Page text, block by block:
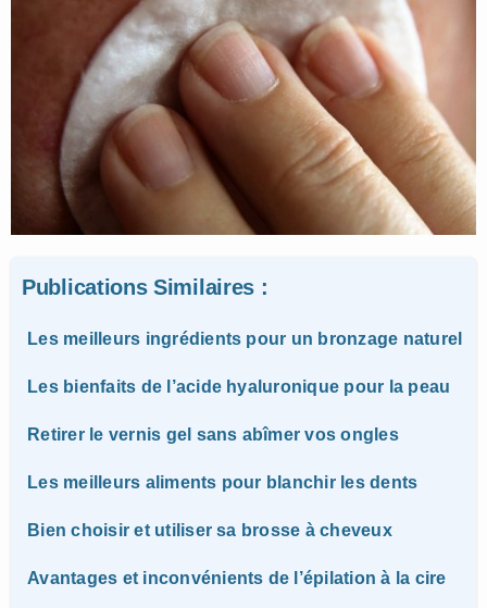
Publications Similaires :
Les meilleurs ingrédients pour un bronzage naturel
Les bienfaits de l’acide hyaluronique pour la peau
Retirer le vernis gel sans abîmer vos ongles
Les meilleurs aliments pour blanchir les dents
Bien choisir et utiliser sa brosse à cheveux
Avantages et inconvénients de l’épilation à la cire